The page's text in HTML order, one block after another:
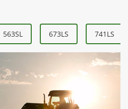
563SL 673LS 741LS